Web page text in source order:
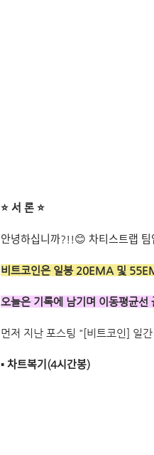
⭐ 서 론 ⭐
안녕하십니까?!!😊 차티스트랩
비트코인은 일봉 20EMA 및
오늘은 기록에 남기며 이동평
먼저 지난 포스팅 "[비트코인] 일
▪ 차트복기(4시간봉)